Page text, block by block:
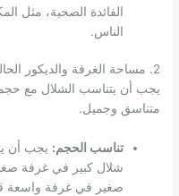
الفائدة الصحية، مثل
الناس.
2. مساحة الغرفة والديكور الحالي
يجب أن يتناسب الشلال مع حجم
متناسق وجميل.
تناسب الحجم: يجب أن
شلال كبير في غرفة
صغير في غرفة واسعة